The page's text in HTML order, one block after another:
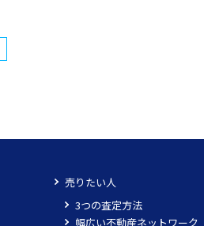
売りたい人
3つの査定方法
幅広い不動産ネットワーク